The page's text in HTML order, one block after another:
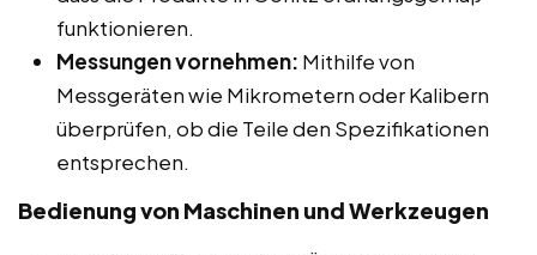
funktionieren.
Messungen vornehmen: Mithilfe von
Messgeräten wie Mikrometern oder Kalibern
überprüfen, ob die Teile den Spezifikationen
entsprechen.
Bedienung von Maschinen und Werkzeugen